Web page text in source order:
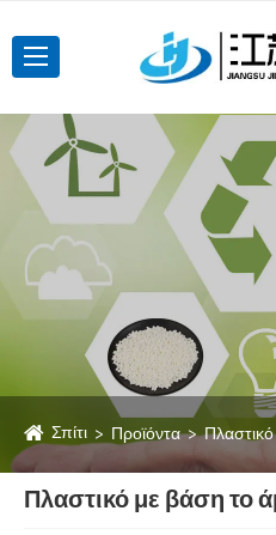
Σπίτι Προϊόντα
Πλαστικό με βάση το